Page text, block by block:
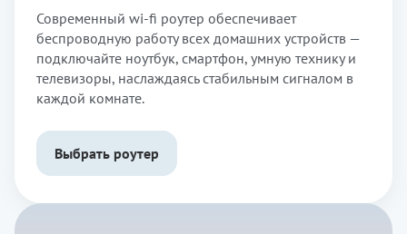
Современный wi-fi роутер обеспечивает
беспроводную работу всех домашних устройств —
подключайте ноутбук, смартфон, умную технику и
телевизоры, наслаждаясь стабильным сигналом в
каждой комнате.
Выбрать роутер